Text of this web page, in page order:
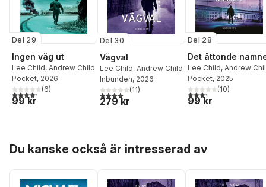
Del 29
Ingen väg ut
Lee Child, Andrew Child
Pocket, 2026
4,3utav 5 stjärnor. Totalt antal röster:
(6)
99 kr
Del 30
Vägval
Lee Child, Andrew Child
Inbunden, 2026
4,0utav 5 stjärnor. Totalt antal röster:
(11)
279 kr
Del 28
Det åttonde
Lee Child, Andrew
Pocket, 2025
3,2utav 5 stjärnor.
(10)
99 kr
Du kanske också är intresserad av